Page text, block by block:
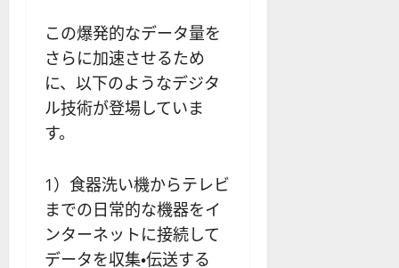
この爆発的なデータ量を
さらに加速させるため
に、以下のようなデジタ
ル技術が登場していま
す。
1）食器洗い機からテレビ
までの日常的な機器をイ
ンターネットに接続して
データを収集・伝送する